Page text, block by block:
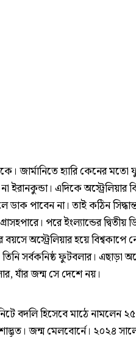
জার্মানিতে হ্যারি কেনের মতো
ইরানকুন্ডা। এদিকে অস্ট্রেলিয়ার
পাবেন না। তাই কঠিন সিদ্ধান্ত
পরে ইংল্যান্ডের দ্বিতীয়
অস্ট্রেলিয়ার হয়ে বিশ্বকাপে
সর্বকনিষ্ঠ ফুটবলার। এছাড়া
যাঁর জন্ম সে দেশে নয়।
বদলি হিসেবে মাঠে নামলেন
জন্ম মেলবোর্নে। ২০২৪